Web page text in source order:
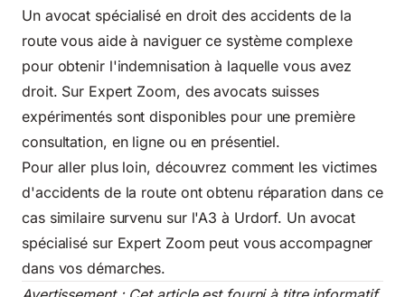
Un avocat spécialisé en droit des accidents de la
route vous aide à naviguer ce système complexe
pour obtenir l'indemnisation à laquelle vous avez
droit. Sur Expert Zoom, des avocats suisses
expérimentés sont disponibles pour une première
consultation, en ligne ou en présentiel.
Pour aller plus loin, découvrez comment les victimes
d'accidents de la route ont obtenu réparation dansce
cas similaire survenu sur l'A3 à Urdorf. Un avocat
spécialisé sur Expert Zoom peut vous accompagner
dans vos démarches.